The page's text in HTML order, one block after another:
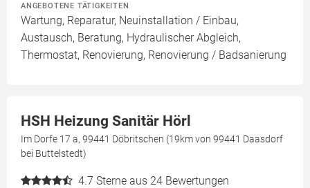
ANGEBOTENE TÄTIGKEITEN
Wartung, Reparatur, Neuinstallation / Einbau,
Austausch, Beratung, Hydraulischer Abgleich,
Thermostat, Renovierung, Renovierung / Badsanierung
HSH Heizung Sanitär Hörl
Im Dorfe 17 a, 99441 Döbritschen (19km von 99441 Daasdorf
bei Buttelstedt)
4.7 Sterne aus 24 Bewertungen